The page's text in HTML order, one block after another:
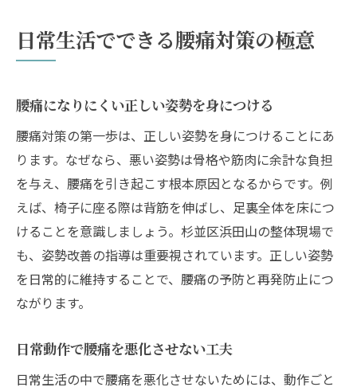
日常生活でできる腰痛対策の極意
腰痛になりにくい正しい姿勢を身につける
腰痛対策の第一歩は、正しい姿勢を身につけることにあ
ります。なぜなら、悪い姿勢は骨格や筋肉に余計な負担
を与え、腰痛を引き起こす根本原因となるからです。例
えば、椅子に座る際は背筋を伸ばし、足裏全体を床につ
けることを意識しましょう。杉並区浜田山の整体現場で
も、姿勢改善の指導は重要視されています。正しい姿勢
を日常的に維持することで、腰痛の予防と再発防止につ
ながります。
日常動作で腰痛を悪化させない工夫
日常生活の中で腰痛を悪化させないためには、動作ごと